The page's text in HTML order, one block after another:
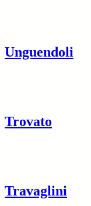
Unguendoli
Trovato
Travaglini